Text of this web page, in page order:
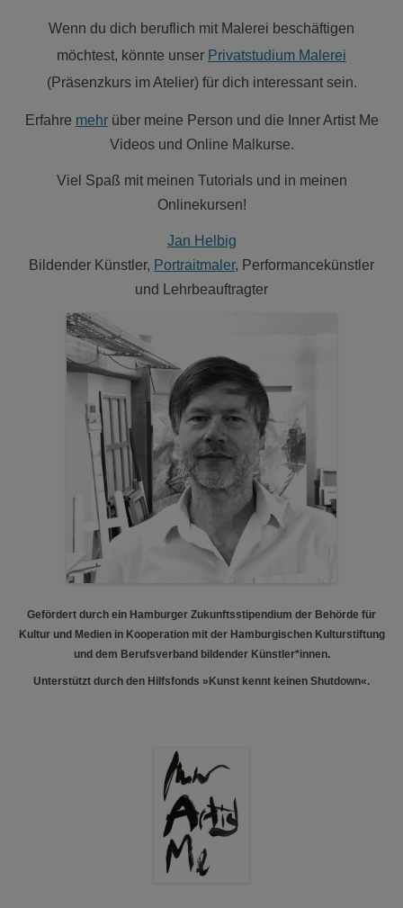
Wenn du dich beruflich mit Malerei beschäftigen
möchtest, könnte unser Privatstudium Malerei
(Präsenzkurs im Atelier) für dich interessant sein.
Erfahre mehrüber meine Person und die Inner Artist Me
Videos und Online Malkurse.
Viel Spaß mit meinen Tutorials und in meinen
Onlinekursen!
Jan Helbig
Bildender Künstler, Portraitmaler, Performancekünstler
und Lehrbeauftragter
Gefördert durch ein Hamburger Zukunftsstipendium der Behörde für
Kultur und Medien in Kooperation mit der Hamburgischen Kulturstiftung
und dem Berufsverband bildender Künstler*innen.
Unterstützt durch den Hilfsfonds »Kunst kennt keinen Shutdown«.